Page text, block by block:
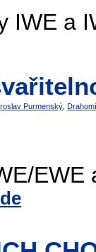
IWE a
Purmenský
EWE